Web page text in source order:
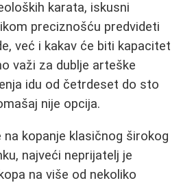
karata, iskusni
preciznošću predvideti
već i kakav će biti kapacitet
važi za dublje arteške
idu od četrdeset do sto
nije opcija.
kopanje klasičnog širokog
najveći neprijatelj je
na više od nekoliko